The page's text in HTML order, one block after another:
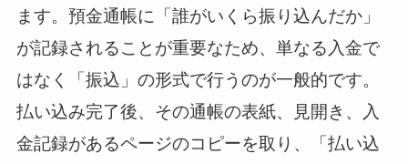
ます。預金通帳に「誰がいくら振り込んだか」
が記録されることが重要なため、単なる入金で
はなく「振込」の形式で行うのが一般的です。
払い込み完了後、その通帳の表紙、見開き、入
金記録があるページのコピーを取り、「払い込